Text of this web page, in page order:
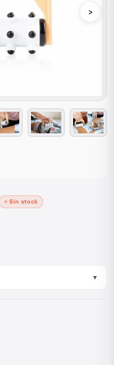
›
○ Sin stock
▼